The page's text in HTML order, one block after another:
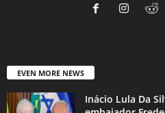
EVEN MORE NEWS
Inácio Lula Da